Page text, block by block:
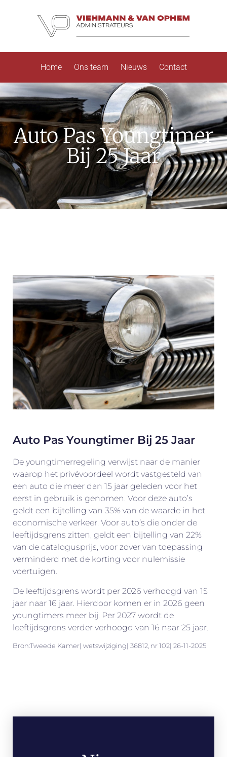
Home Ons team Nieuws Contact
Auto Pas Youngtimer
Bij 25 Jaar
Auto Pas Youngtimer Bij 25 Jaar
De youngtimerregeling verwijst naar de manier
waarop het privévoordeel wordt vastgesteld van
een auto die meer dan 15 jaar geleden voor het
eerst in gebruik is genomen. Voor deze auto’s
geldt een bijtelling van 35% van de waarde in het
economische verkeer. Voor auto’s die onder de
leeftijdsgrens zitten, geldt een bijtelling van 22%
van de catalogusprijs, voor zover van toepassing
verminderd met de korting voor nulemissie
voertuigen.
De leeftijdsgrens wordt per 2026 verhoogd van 15
jaar naar 16 jaar. Hierdoor komen er in 2026 geen
youngtimers meer bij. Per 2027 wordt de
leeftijdsgrens verder verhoogd van 16 naar 25 jaar.
Bron:Tweede Kamer| wetswijziging| 36812, nr 102| 26-11-2025